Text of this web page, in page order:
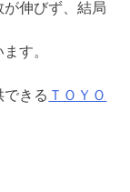
伸びず、結局
す。
できる ＴＯＹＯ